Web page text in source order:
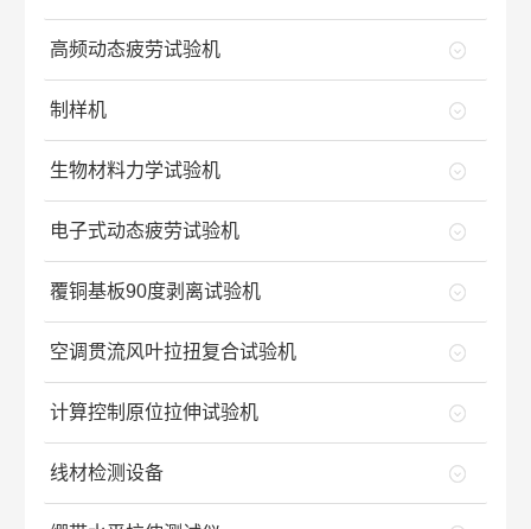
高频动态疲劳试验机
制样机
生物材料力学试验机
电子式动态疲劳试验机
覆铜基板90度剥离试验机
空调贯流风叶拉扭复合试验机
计算控制原位拉伸试验机
线材检测设备